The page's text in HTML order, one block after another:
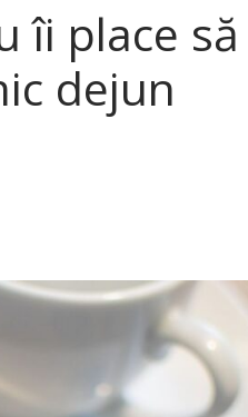
îi place să
dejun